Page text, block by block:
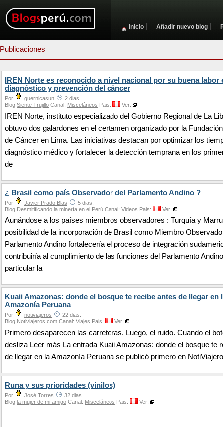
Inicio Añadir nuevo blog
Publicaciones
IREN Norte es reconocido a nivel nacional por su buena labor
diagnóstico y prevención del cáncer
Por guernicasun
2 dias.
Blog Siente Trujillo Canal: Misceláneos Pais: Ver:
IREN Norte, instituto especializado del Gobierno Regional de La
obtuvo dos galardones en el certamen organizado por la
de Cáncer en Lima. Las iniciativas destacan por optimizar los
diagnóstico médico y fortalecer la detección temprana en los
de
¿ Brasil como país Observador del Parlamento Andino ?
Por Javier Prado Blas
5 dias.
Blog Desmitificando la minería en el Perú Canal: Videos Pais: Ver:
Aunándose a los países miembros observadores : Turquía y
posibilidad de la incorporación de Brasil como Miembro
Parlamento Andino fortalecería el proceso de integración
contribuiría al cumplimiento de las funciones del Parlamento
particular la
Kuaii Amazonas: donde el bosque te recibe antes de llegar en
Amazonía Peruana
Por notiviajeros
22 dias.
Blog Notiviajeros.com Canal: Viajes Pais: Ver:
Primero desaparecen las carreteras. Luego, el ruido. Cuando el
desliza Leer más La entrada Kuaii Amazonas: donde el bosque te
de llegar en la Amazonía Peruana se publicó primero en
Runa y sus prioridades (vinilos)
Por José Torres
32 dias.
Blog la mujer de mi amigo Canal: Misceláneos Pais: Ver: